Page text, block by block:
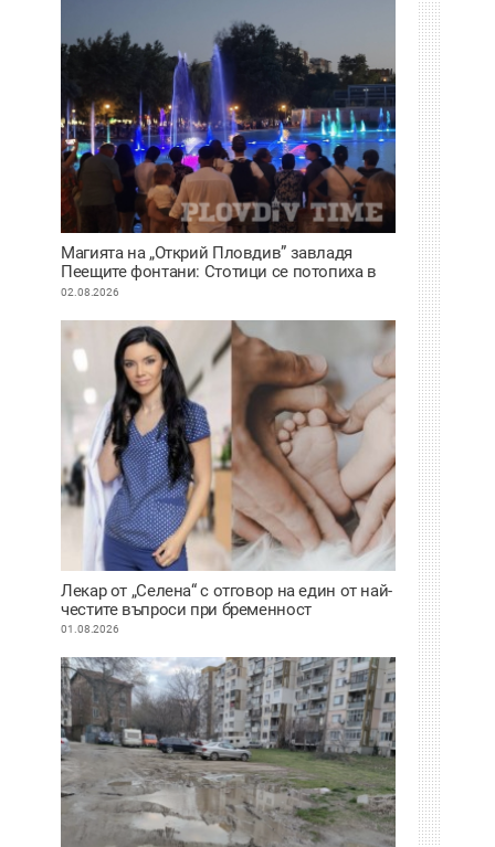
Магията на „Открий Пловдив” завладя
Пеещите фонтани: Стотици се потопиха в
историята на града под тепетата
02.08.2026
Лекар от „Селена“ с отговор на един от най-
честите въпроси при бременност
01.08.2026